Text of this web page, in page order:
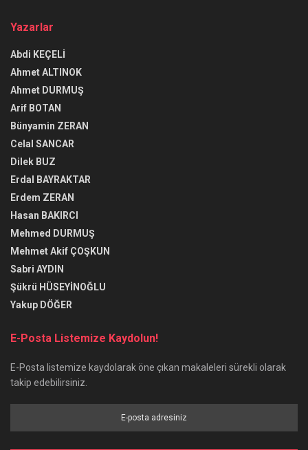
Yazarlar
Abdi KEÇELİ
Ahmet ALTINOK
Ahmet DURMUŞ
Arif BOTAN
Bünyamin ZERAN
Celal SANCAR
Dilek BUZ
Erdal BAYRAKTAR
Erdem ZERAN
Hasan BAKIRCI
Mehmed DURMUŞ
Mehmet Akif ÇOŞKUN
Sabri AYDIN
Şükrü HÜSEYİNOĞLU
Yakup DÖĞER
E-Posta Listemize Kaydolun!
E-Posta listemize kaydolarak öne çıkan makaleleri sürekli olarak
takip edebilirsiniz.